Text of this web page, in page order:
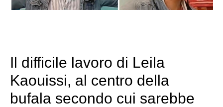
Il difficile lavoro di Leila
Kaouissi, al centro della
bufala secondo cui sarebbe